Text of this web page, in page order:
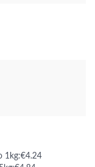
1kg:€4.24